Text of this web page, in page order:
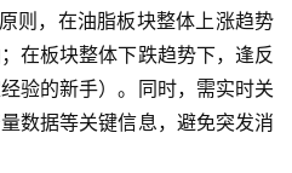
则，在油脂板块整体上涨趋势
在板块整体下跌趋势下，逢反
验的新手）。同时，需实时关
数据等关键信息，避免突发消